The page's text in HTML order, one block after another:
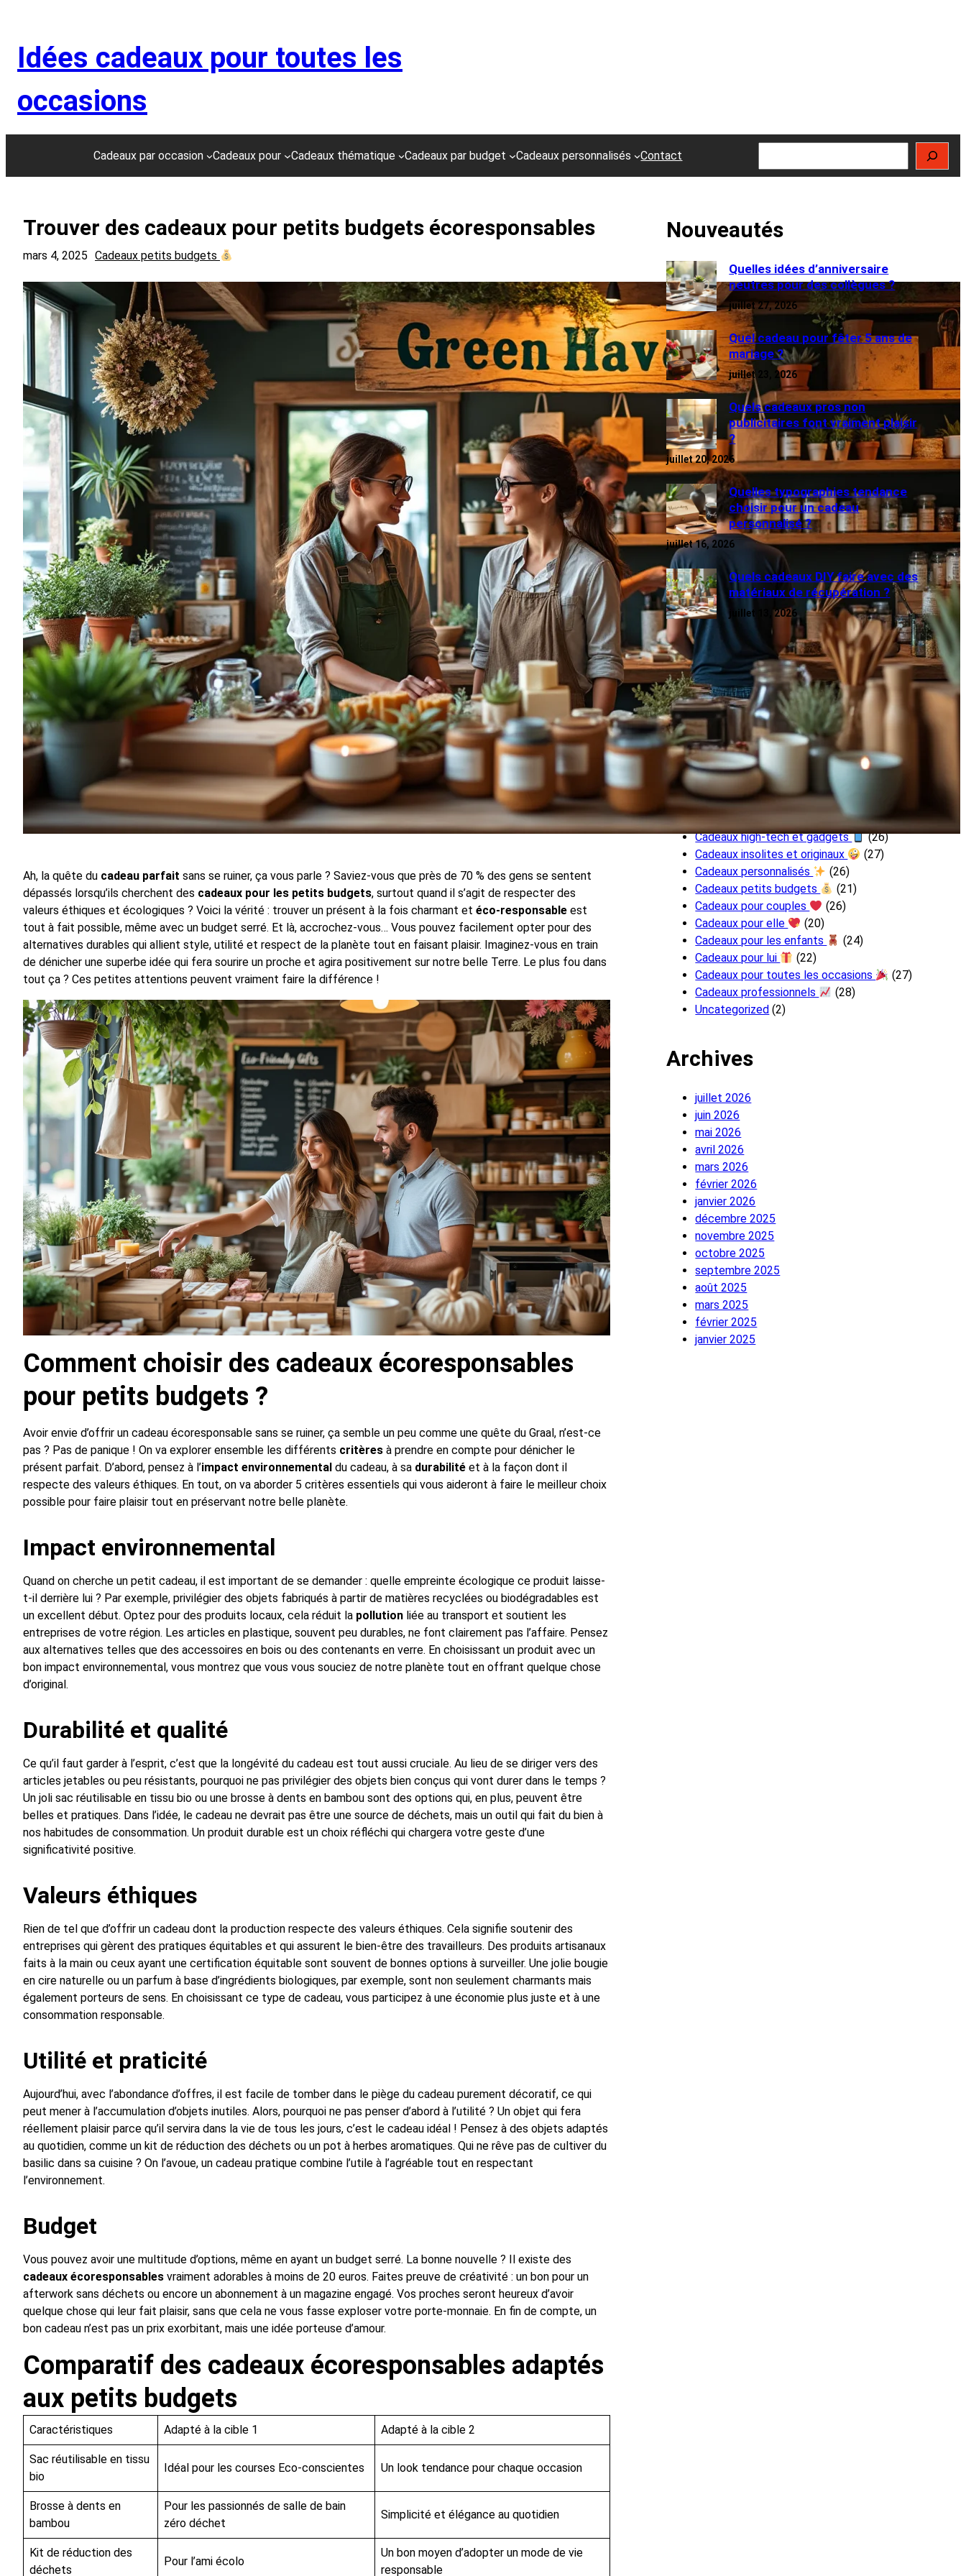
contenu
Idées cadeaux pour toutes les
occasions
Cadeaux par occasion Cadeaux pour Cadeaux thématique Cadeaux par budget Cadeaux personnalisés Contact
Trouver des cadeaux pour petits budgets écoresponsables
mars 4, 2025 Cadeaux petits budgets
Ah, la quête du cadeau parfait sans se ruiner, ça vous parle ? Saviez-vous que près de 70 % des gens se sentent
dépassés lorsqu’ils cherchent des cadeaux pour les petits budgets, surtout quand il s’agit de respecter des
valeurs éthiques et écologiques ? Voici la vérité : trouver un présent à la fois charmant et éco-responsable est
tout à fait possible, même avec un budget serré. Et là, accrochez-vous… Vous pouvez facilement opter pour des
alternatives durables qui allient style, utilité et respect de la planète tout en faisant plaisir. Imaginez-vous en train
de dénicher une superbe idée qui fera sourire un proche et agira positivement sur notre belle Terre. Le plus fou dans
tout ça ? Ces petites attentions peuvent vraiment faire la différence !
Comment choisir des cadeaux écoresponsables
pour petits budgets ?
Avoir envie d’offrir un cadeau écoresponsable sans se ruiner, ça semble un peu comme une quête du Graal, n’est-ce
pas ? Pas de panique ! On va explorer ensemble les différents critères à prendre en compte pour dénicher le
présent parfait. D’abord, pensez à l’impact environnemental du cadeau, à sa durabilité et à la façon dont il
respecte des valeurs éthiques. En tout, on va aborder 5 critères essentiels qui vous aideront à faire le meilleur choix
possible pour faire plaisir tout en préservant notre belle planète.
Impact environnemental
Quand on cherche un petit cadeau, il est important de se demander : quelle empreinte écologique ce produit laisse-
t-il derrière lui ? Par exemple, privilégier des objets fabriqués à partir de matières recyclées ou biodégradables est
un excellent début. Optez pour des produits locaux, cela réduit la pollution liée au transport et soutient les
entreprises de votre région. Les articles en plastique, souvent peu durables, ne font clairement pas l’affaire. Pensez
aux alternatives telles que des accessoires en bois ou des contenants en verre. En choisissant un produit avec un
bon impact environnemental, vous montrez que vous vous souciez de notre planète tout en offrant quelque chose
d’original.
Durabilité et qualité
Ce qu’il faut garder à l’esprit, c’est que la longévité du cadeau est tout aussi cruciale. Au lieu de se diriger vers des
articles jetables ou peu résistants, pourquoi ne pas privilégier des objets bien conçus qui vont durer dans le temps ?
Un joli sac réutilisable en tissu bio ou une brosse à dents en bambou sont des options qui, en plus, peuvent être
belles et pratiques. Dans l’idée, le cadeau ne devrait pas être une source de déchets, mais un outil qui fait du bien à
nos habitudes de consommation. Un produit durable est un choix réfléchi qui chargera votre geste d’une
significativité positive.
Valeurs éthiques
Rien de tel que d’offrir un cadeau dont la production respecte des valeurs éthiques. Cela signifie soutenir des
entreprises qui gèrent des pratiques équitables et qui assurent le bien-être des travailleurs. Des produits artisanaux
faits à la main ou ceux ayant une certification équitable sont souvent de bonnes options à surveiller. Une jolie bougie
en cire naturelle ou un parfum à base d’ingrédients biologiques, par exemple, sont non seulement charmants mais
également porteurs de sens. En choisissant ce type de cadeau, vous participez à une économie plus juste et à une
consommation responsable.
Utilité et praticité
Aujourd’hui, avec l’abondance d’offres, il est facile de tomber dans le piège du cadeau purement décoratif, ce qui
peut mener à l’accumulation d’objets inutiles. Alors, pourquoi ne pas penser d’abord à l’utilité ? Un objet qui fera
réellement plaisir parce qu’il servira dans la vie de tous les jours, c’est le cadeau idéal ! Pensez à des objets adaptés
au quotidien, comme un kit de réduction des déchets ou un pot à herbes aromatiques. Qui ne rêve pas de cultiver du
basilic dans sa cuisine ? On l’avoue, un cadeau pratique combine l’utile à l’agréable tout en respectant
l’environnement.
Budget
Vous pouvez avoir une multitude d’options, même en ayant un budget serré. La bonne nouvelle ? Il existe des
cadeaux écoresponsables vraiment adorables à moins de 20 euros. Faites preuve de créativité : un bon pour un
afterwork sans déchets ou encore un abonnement à un magazine engagé. Vos proches seront heureux d’avoir
quelque chose qui leur fait plaisir, sans que cela ne vous fasse exploser votre porte-monnaie. En fin de compte, un
bon cadeau n’est pas un prix exorbitant, mais une idée porteuse d’amour.
Comparatif des cadeaux écoresponsables adaptés
aux petits budgets
Caractéristiques Adapté à la cible 1 Adapté à la cible 2
Sac réutilisable en tissu
bio
Idéal pour les courses Eco-conscientes Un look tendance pour chaque occasion
Brosse à dents en
bambou
Pour les passionnés de salle de bain
zéro déchet
Simplicité et élégance au quotidien
Kit de réduction des
déchets
Pour l’ami écolo
Un bon moyen d’adopter un mode de vie
responsable
Nouveautés
Quelles idées d’anniversaire
neutres pour des collègues ?
juillet 27, 2026
Quel cadeau pour fêter 5 ans de
mariage ?
juillet 23, 2026
Quels cadeaux pros non
publicitaires font vraiment plaisir
?
juillet 20, 2026
Quelles typographies tendance
choisir pour un cadeau
personnalisé ?
juillet 16, 2026
Quels cadeaux DIY faire avec des
matériaux de récupération ?
juillet 13, 2026
Catégories
Cadeaux bien-être et relaxation
(24)
Cadeaux d’anniversaire
(26)
Cadeaux de luxe
(21)
Cadeaux de mariage
(30)
Cadeaux de Noël
Cadeaux DIY
(25)
Cadeaux écoresponsables
Cadeaux gourmands
Cadeaux high-tech et gadgets
(26)
Cadeaux insolites et originaux
(27)
Cadeaux personnalisés
(26)
Cadeaux petits budgets
(21)
Cadeaux pour couples
(26)
Cadeaux pour elle
(20)
Cadeaux pour les enfants
(24)
Cadeaux pour lui
(22)
Cadeaux pour toutes les occasions
(27)
Cadeaux professionnels
(28)
Uncategorized (2)
Archives
juillet 2026
juin 2026
mai 2026
avril 2026
mars 2026
février 2026
janvier 2026
décembre 2025
novembre 2025
octobre 2025
septembre 2025
août 2025
mars 2025
février 2025
janvier 2025